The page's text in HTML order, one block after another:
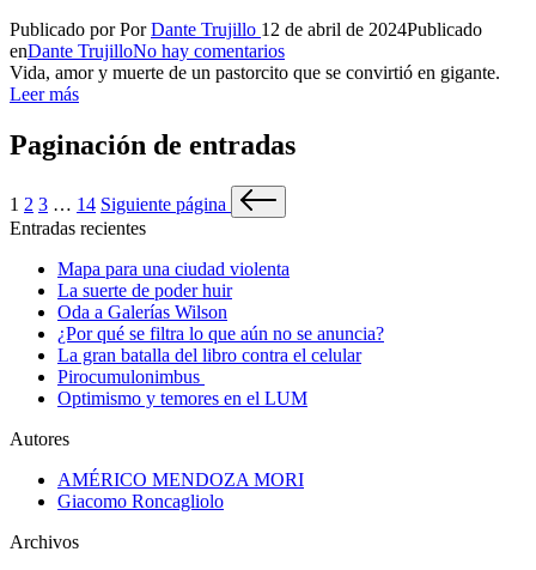
Publicado por PorDante Trujillo 12 de abril de 2024Publicado
enDante TrujilloNo hay comentarios
Vida, amor y muerte de un pastorcito que se convirtió en gigante.
Leer más
Paginación de entradas
1 2 3 … 14 Siguiente página
Entradas recientes
Mapa para una ciudad violenta
La suerte de poder huir
Oda a Galerías Wilson
¿Por qué se filtra lo que aún no se anuncia?
La gran batalla del libro contra el celular
Pirocumulonimbus
Optimismo y temores en el LUM
Autores
AMÉRICO MENDOZA MORI
Giacomo Roncagliolo
Archivos